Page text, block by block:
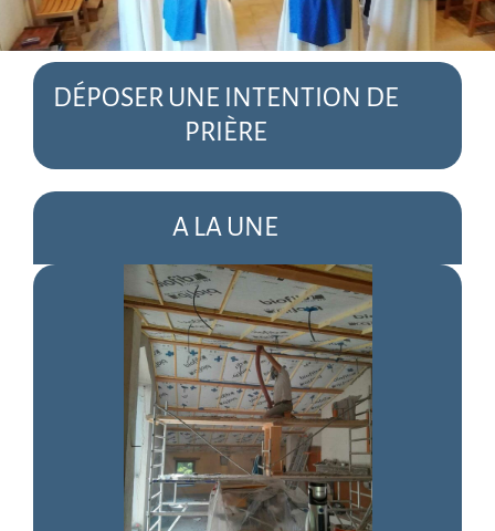
DÉPOSER UNE INTENTION DE
PRIÈRE
A LA UNE